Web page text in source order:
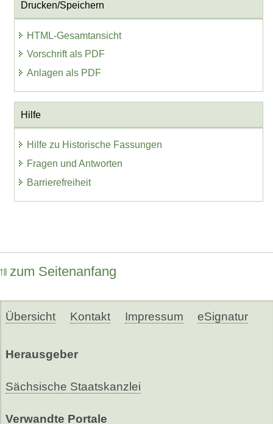
Drucken/Speichern
HTML-Gesamtansicht
Vorschrift als PDF
Anlagen als PDF
Hilfe
Hilfe zu Historische Fassungen
Fragen und Antworten
Barrierefreiheit
zum Seitenanfang
Übersicht Kontakt Impressum eSignatur
Herausgeber
Sächsische Staatskanzlei
Verwandte Portale